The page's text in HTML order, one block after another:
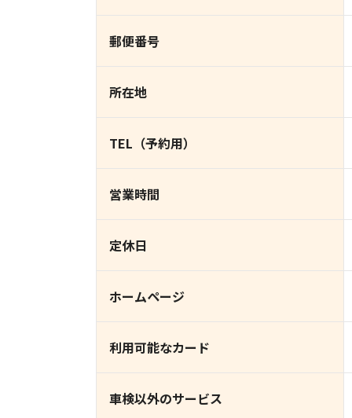
郵便番号
所在地
TEL（予約用）
営業時間
定休日
ホームページ
利用可能なカード
車検以外のサービス